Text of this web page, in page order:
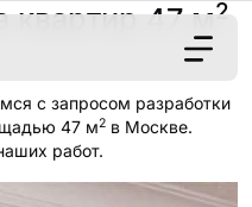
квартир 47 м2
с запросом разработки
47 м2 в Москве.
работ.